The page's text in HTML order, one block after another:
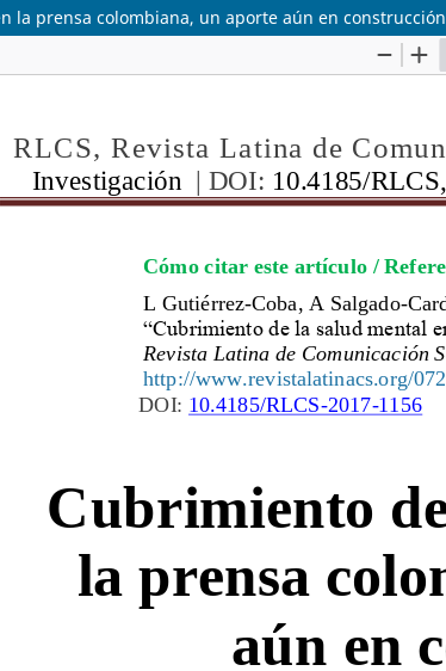
la prensa colombiana, un aporte aún en construcción